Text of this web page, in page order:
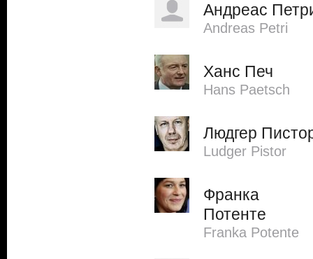
Андреас
Andreas Petri
Ханс Печ
Hans Paetsch
Людгер
Ludger Pistor
Франка
Потенте
Franka Potente